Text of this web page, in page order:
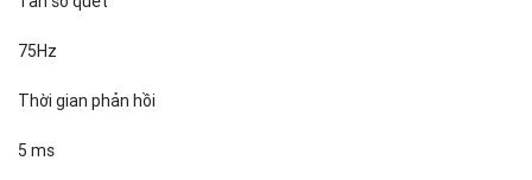
75Hz
Thời gian phản hồi
5 ms